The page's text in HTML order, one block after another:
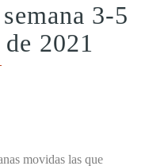
3-5
2021
movidas las que